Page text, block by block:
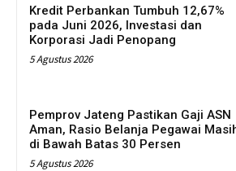
Kredit Perbankan Tumbuh 12,67%
pada Juni 2026, Investasi dan
Korporasi Jadi Penopang
5 Agustus 2026
Pemprov Jateng Pastikan Gaji ASN
Aman, Rasio Belanja Pegawai
di Bawah Batas 30 Persen
5 Agustus 2026